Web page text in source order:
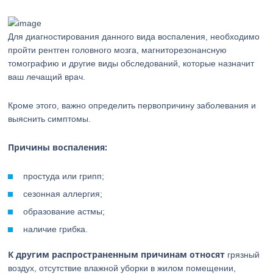
Для диагностирования данного вида воспаления, необходимо
пройти рентген головного мозга, магниторезонансную
томографию и другие виды обследований, которые назначит
ваш лечащий врач.
Кроме этого, важно определить первопричину заболевания и
выяснить симптомы.
Причины воспаления:
простуда или грипп;
сезонная аллергия;
образование астмы;
наличие грибка.
К другим распространенным причинам относят грязный
воздух, отсутствие влажной уборки в жилом помещении,